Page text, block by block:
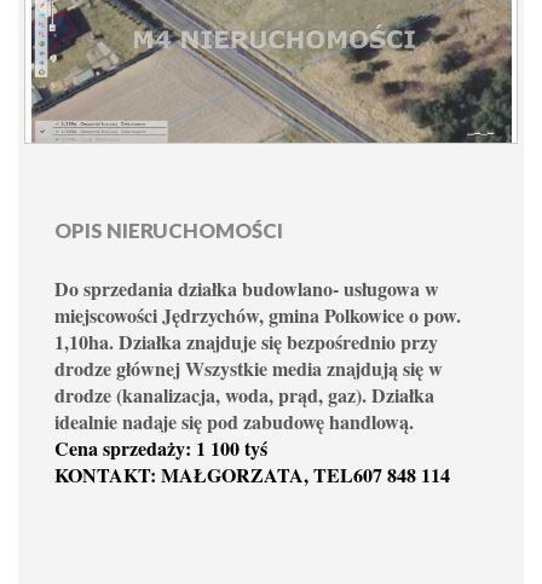
OPIS NIERUCHOMOŚCI
Do sprzedania działka budowlano- usługowa w
miejscowości Jędrzychów, gmina Polkowice o pow.
1,10ha. Działka znajduje się bezpośrednio przy
drodze głównej Wszystkie media znajdują się w
drodze (kanalizacja, woda, prąd, gaz). Działka
idealnie nadaje się pod zabudowę handlową.
Cena sprzedaży: 1 100 tyś
KONTAKT: MAŁGORZATA, TEL607 848 114